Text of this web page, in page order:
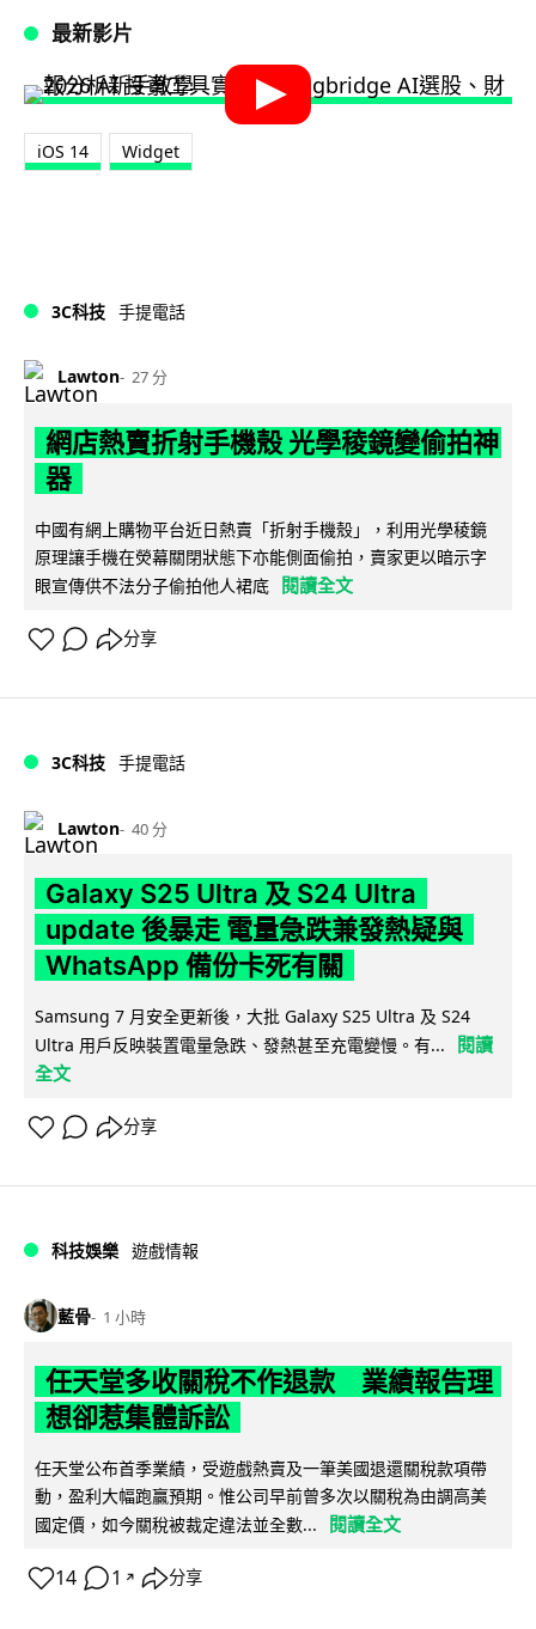
最新影片
iOS 14 Widget
3C科技 手提電話
Lawton 27 分
網店熱賣折射手機殼 光學稜鏡變偷拍神
器
中國有網上購物平台近日熱賣「折射手機殼」，利用光學稜鏡
原理讓手機在熒幕關閉狀態下亦能側面偷拍，賣家更以暗示字
眼宣傳供不法分子偷拍他人裙底 閱讀全文
分享
3C科技 手提電話
Lawton 40 分
Galaxy S25 Ultra 及 S24 Ultra
update 後暴走 電量急跌兼發熱疑與
WhatsApp 備份卡死有關
Samsung 7 月安全更新後，大批 Galaxy S25 Ultra 及 S24
Ultra 用戶反映裝置電量急跌、發熱甚至充電變慢。有...
閱讀
全文
分享
科技娛樂 遊戲情報
藍骨 1 小時
任天堂多收關稅不作退款 業績報告理
想卻惹集體訴訟
任天堂公布首季業績，受遊戲熱賣及一筆美國退還關稅款項帶
動，盈利大幅跑贏預期。惟公司早前曾多次以關稅為由調高美
國定價，如今關稅被裁定違法並全數...
閱讀全文
14 1 ↗ 分享